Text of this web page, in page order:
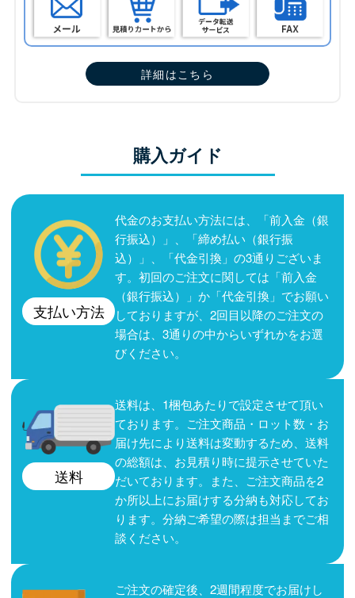
詳細はこちら
購入ガイド
支払い方法
代金のお支払い方法には、「前入金（銀
行振込）」、「締め払い（銀行振
込）」、「代金引換」の3通りございま
す。初回のご注文に関しては「前入金
（銀行振込）」か「代金引換」でお願い
しておりますが、2回目以降のご注文の
場合は、3通りの中からいずれかをお選
びください。
送料
送料は、1梱包あたりで設定させて頂い
ております。ご注文商品・ロット数・お
届け先により送料は変動するため、送料
の総額は、お見積り時に提示させていた
だいております。また、ご注文商品を2
か所以上にお届けする分納も対応してお
ります。分納ご希望の際は担当までご相
談ください。
ご注文の確定後、2週間程度でお届けし